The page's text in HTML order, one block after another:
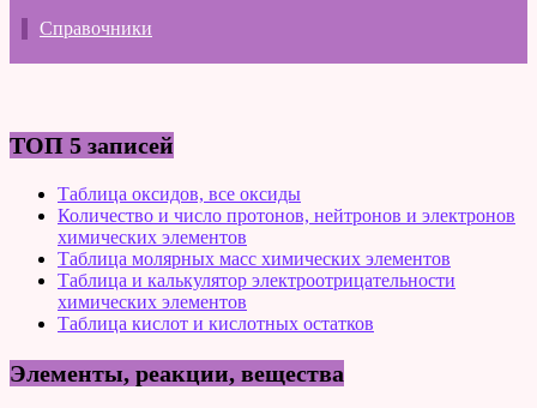
Справочники
ТОП 5 записей
Таблица оксидов, все оксиды
Количество и число протонов, нейтронов и электронов
химических элементов
Таблица молярных масс химических элементов
Таблица и калькулятор электроотрицательности
химических элементов
Таблица кислот и кислотных остатков
Элементы, реакции, вещества